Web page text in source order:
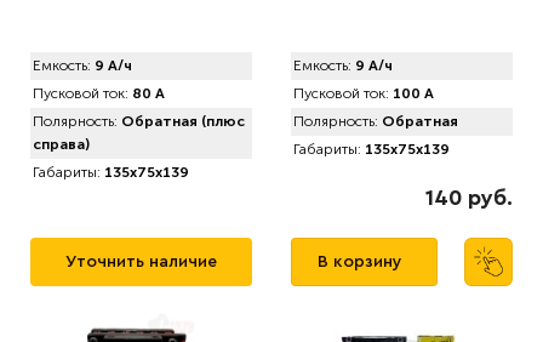
Емкость: 9 А/ч
Пусковой ток: 80 А
Полярность: Обратная (плюс
справа)
Габариты: 135x75x139
Уточнить наличие
Емкость: 9 А/ч
Пусковой ток: 100 А
Полярность: Обратная
Габариты: 135x75x139
140 руб.
В корзину